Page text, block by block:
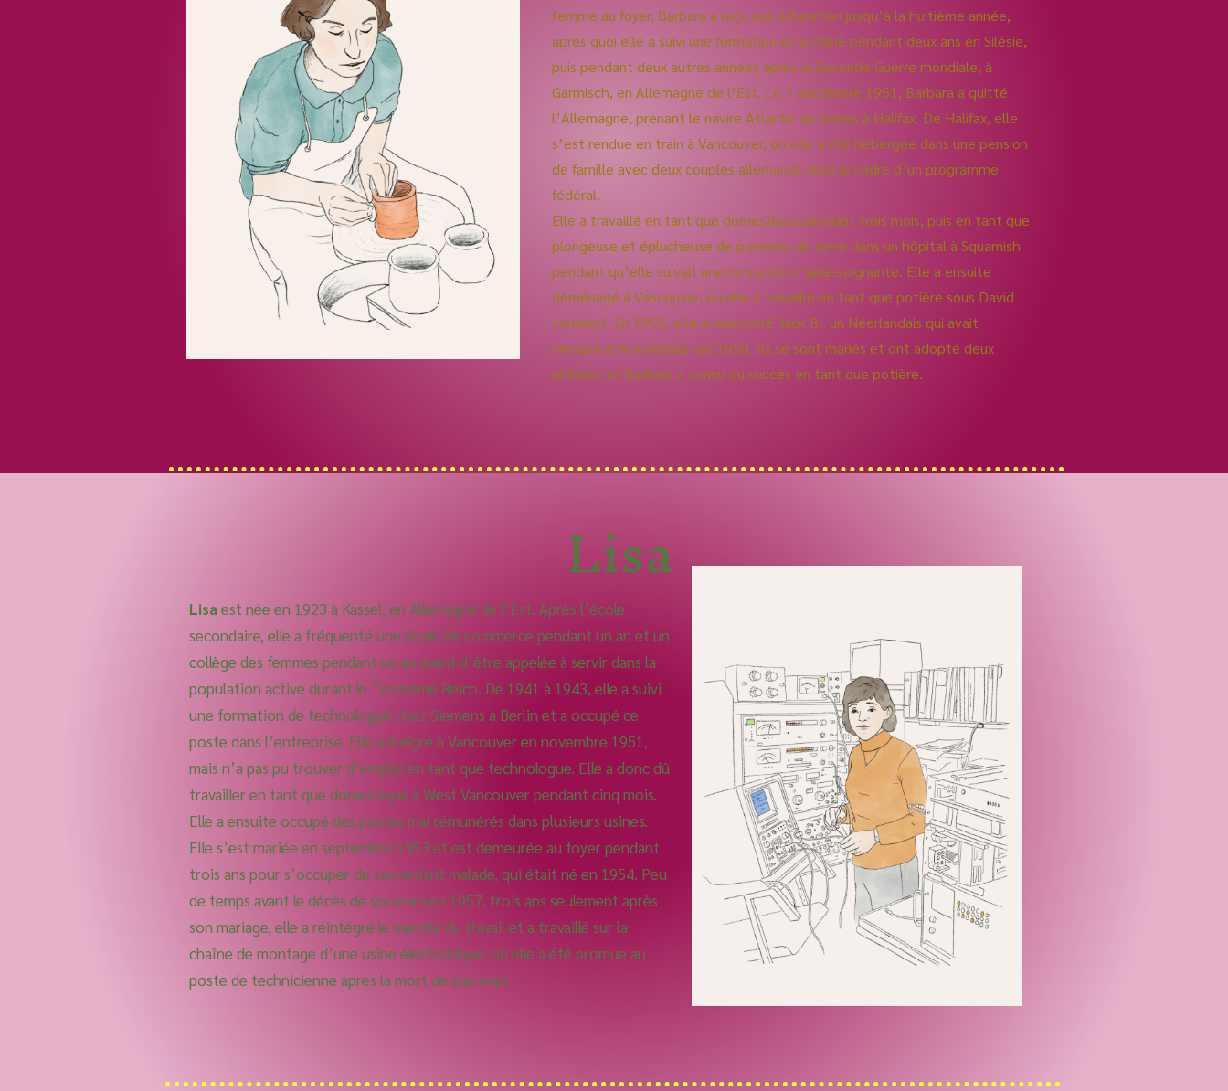
femme au foyer. Barbara a reçu une éducation jusqu’à la huitième année,
après quoi elle a suivi une formation en poterie pendant deux ans en Silésie,
puis pendant deux autres années après la Seconde Guerre mondiale, à
Garmisch, en Allemagne de l’Est. Le 7 décembre 1951, Barbara a quitté
l’Allemagne, prenant le navire Atlantic de Gènes à Halifax. De Halifax, elle
s’est rendue en train à Vancouver, où elle a été hébergée dans une pension
de famille avec deux couples allemands dans le cadre d’un programme
fédéral.
Elle a travaillé en tant que domestique pendant trois mois, puis en tant que
plongeuse et éplucheuse de pommes de terre dans un hôpital à Squamish
pendant qu’elle suivait une formation d’aide-soignante. Elle a ensuite
déménagé à Vancouver, où elle a travaillé en tant que potière sous David
Lambert. En 1955, elle a rencontré Jack B., un Néerlandais qui avait
immigré d’Amsterdam en 1950. Ils se sont mariés et ont adopté deux
enfants, et Barbara a connu du succès en tant que potière.
Lisa
Lisaest née en 1923 à Kassel, en Allemagne de l’Est. Après l’école
secondaire, elle a fréquenté une école de commerce pendant un an et un
collège des femmes pendant un an avant d’être appelée à servir dans la
population active durant le Troisième Reich. De 1941 à 1943, elle a suivi
une formation de technologue chez Siemens à Berlin et a occupé ce
poste dans l’entreprise. Elle a émigré à Vancouver en novembre 1951,
mais n’a pas pu trouver d’emploi en tant que technologue. Elle a donc dû
travailler en tant que domestique à West Vancouver pendant cinq mois.
Elle a ensuite occupé des postes mal rémunérés dans plusieurs usines.
Elle s’est mariée en septembre 1953 et est demeurée au foyer pendant
trois ans pour s’occuper de son enfant malade, qui était né en 1954. Peu
de temps avant le décès de son mari en 1957, trois ans seulement après
son mariage, elle a réintégré le marché du travail et a travaillé sur la
chaîne de montage d’une usine électronique, où elle a été promue au
poste de technicienne après la mort de son mari.